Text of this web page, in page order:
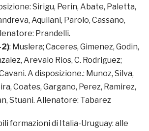
Sirigu, Perin, Abate, Paletta,
Aquilani, Parolo, Cassano,
Prandelli.
: Muslera; Caceres, Gimenez, Godin,
Arevalo Rios, C. Rodriguez;
A disposizione.: Munoz, Silva,
Coates, Gargano, Perez, Ramirez,
Stuani. Allenatore: Tabarez
formazioni di Italia-Uruguay: alle